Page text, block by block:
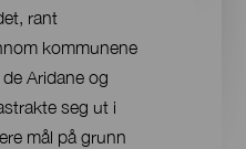
rant
kommunene
Aridane og
seg ut i
mål på grunn